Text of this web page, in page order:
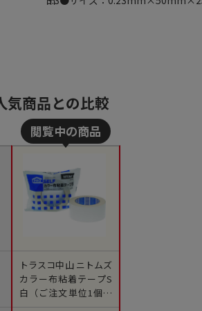
気商品との比較
トラスコ中山 ニトムズ
カラー布粘着テープS
白（ご注文単位1個）
【直送品】